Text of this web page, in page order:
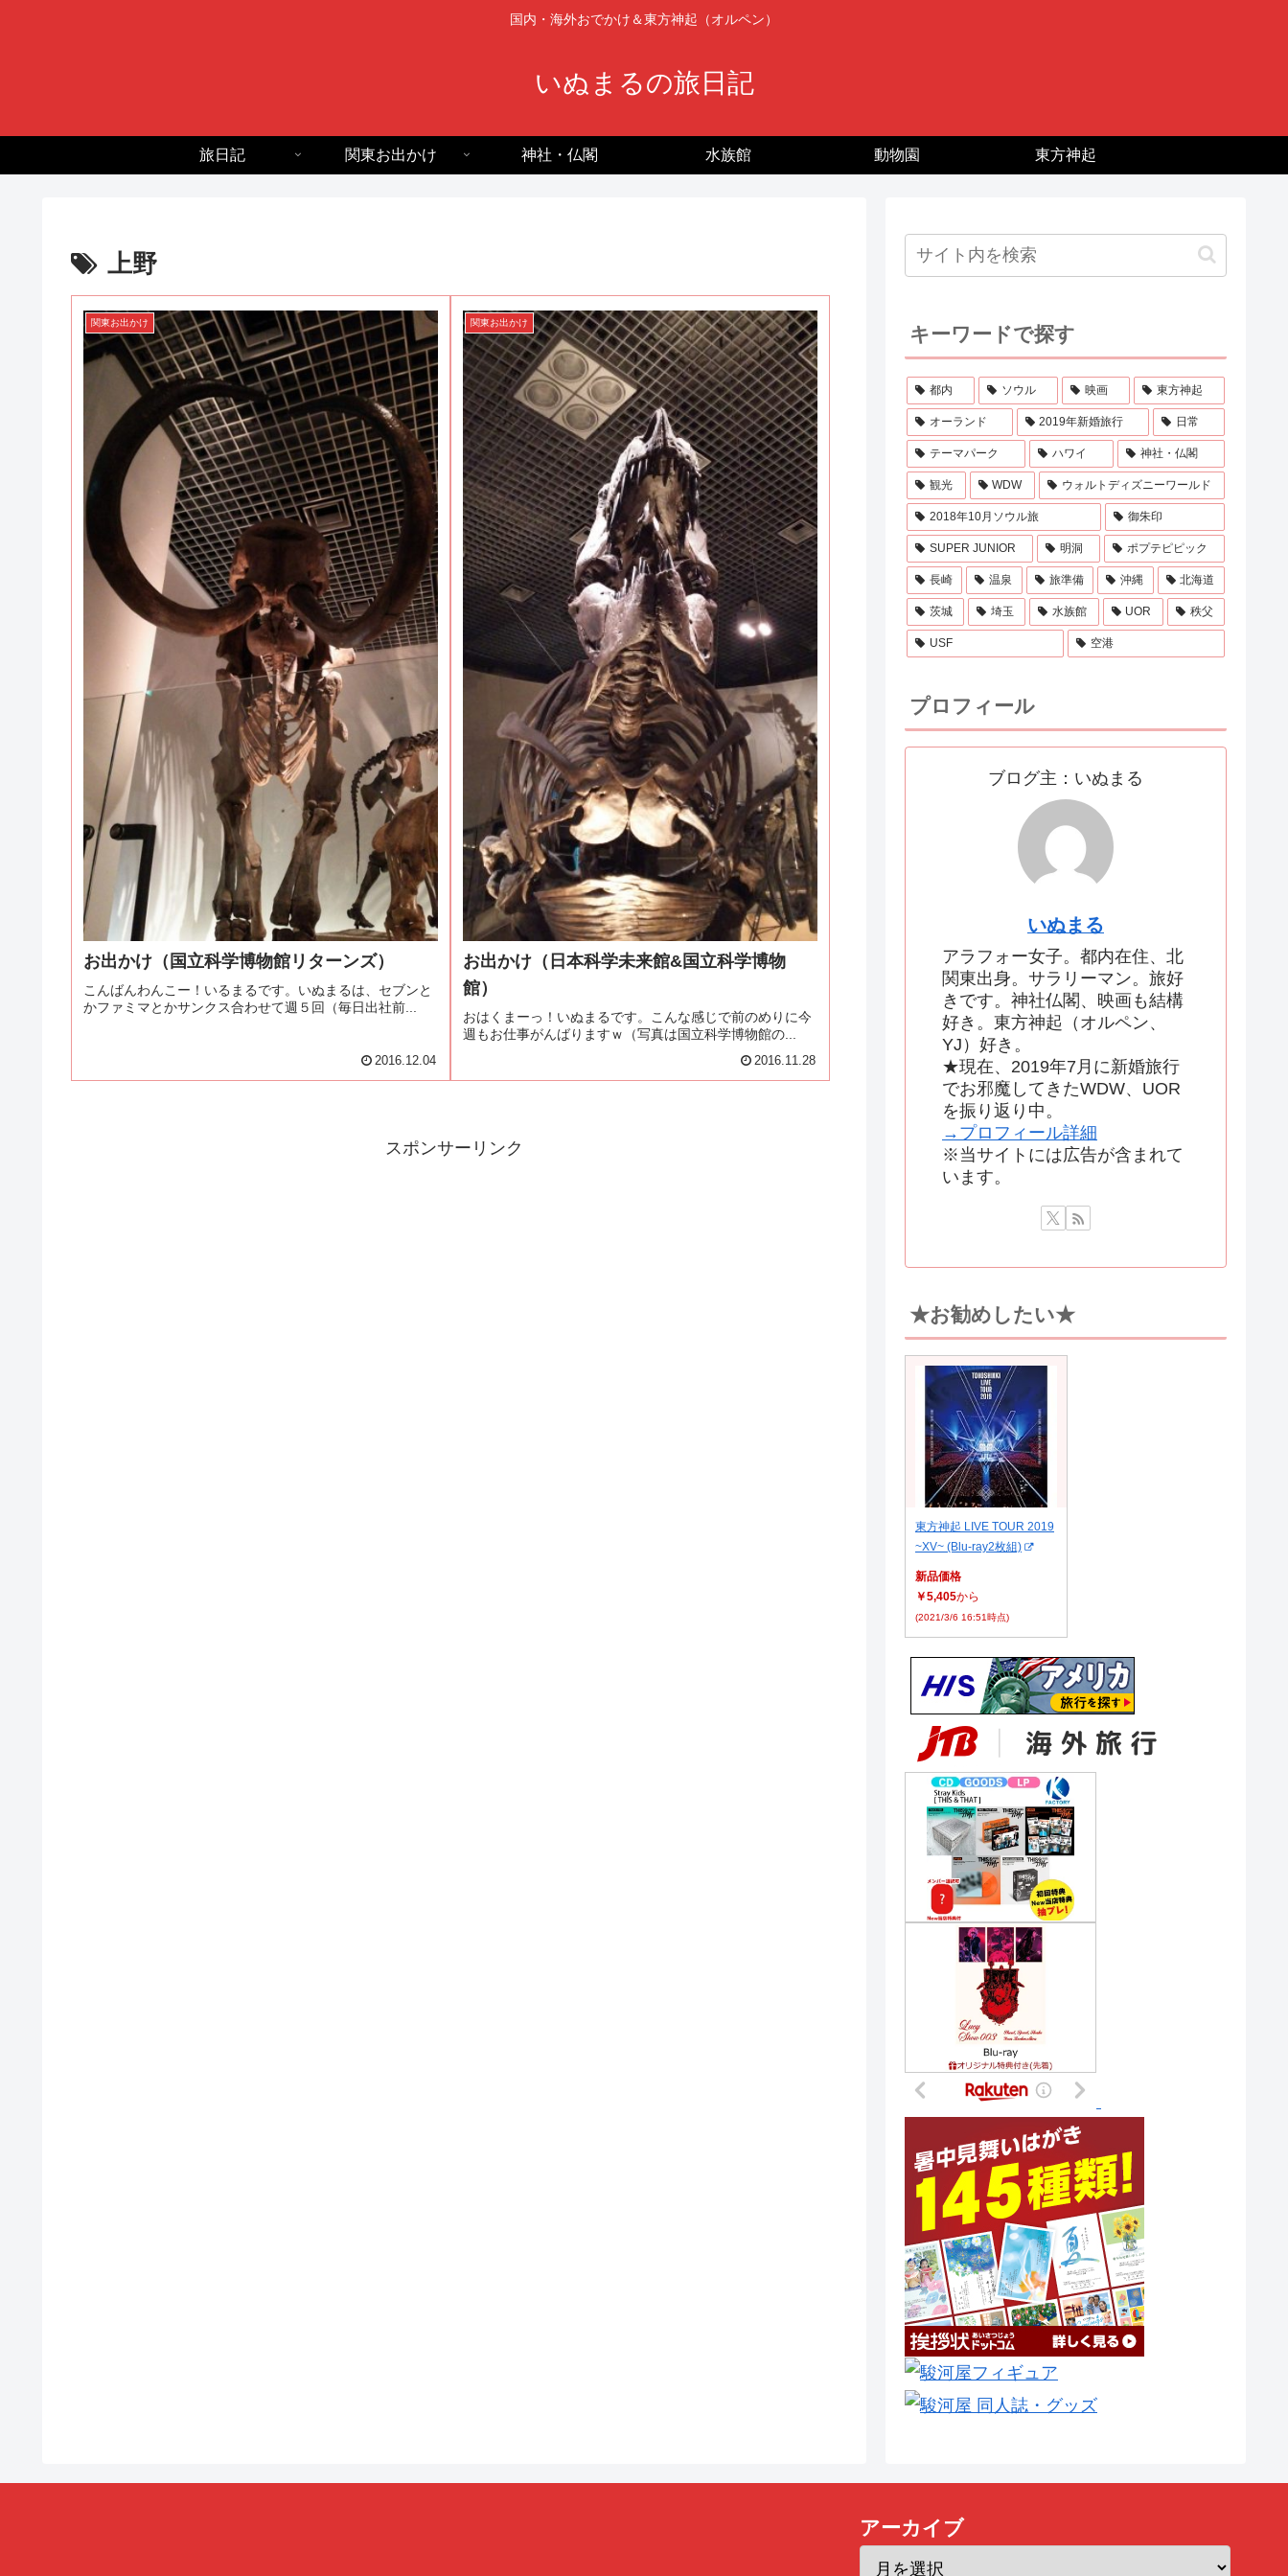
国内・海外おでかけ＆東方神起（オルペン）
いぬまるの旅日記
旅日記 関東お出かけ 神社・仏閣 水族館 動物園 東方神起
上野
関東お出かけ
お出かけ（国立科学博物館リターンズ）
こんばんわんこー！いるまるです。いぬまるは、セブンと
かファミマとかサンクス合わせて週５回（毎日出社前...
2016.12.04
関東お出かけ
お出かけ（日本科学未来館&国立科学博物
館）
おはくまーっ！いぬまるです。こんな感じで前のめりに今
週もお仕事がんばりますｗ（写真は国立科学博物館の...
2016.11.28
スポンサーリンク
キーワードで探す
都内 ソウル 映画 東方神起
オーランド 2019年新婚旅行 日常
テーマパーク ハワイ 神社・仏閣
観光 WDW ウォルトディズニーワールド
2018年10月ソウル旅 御朱印
SUPER JUNIOR 明洞 ポプテピピック
長崎 温泉 旅準備 沖縄 北海道
茨城 埼玉 水族館 UOR 秩父
USF 空港
プロフィール
ブログ主：いぬまる
いぬまる
アラフォー女子。都内在住、北
関東出身。サラリーマン。旅好
きです。神社仏閣、映画も結構
好き。東方神起（オルペン、
YJ）好き。
★現在、2019年7月に新婚旅行
でお邪魔してきたWDW、UOR
を振り返り中。
→プロフィール詳細
※当サイトには広告が含まれて
います。
★お勧めしたい★
東方神起 LIVE TOUR 2019
~XV~ (Blu-ray2枚組)
新品価格
￥5,405から
(2021/3/6 16:51時点)
アーカイブ